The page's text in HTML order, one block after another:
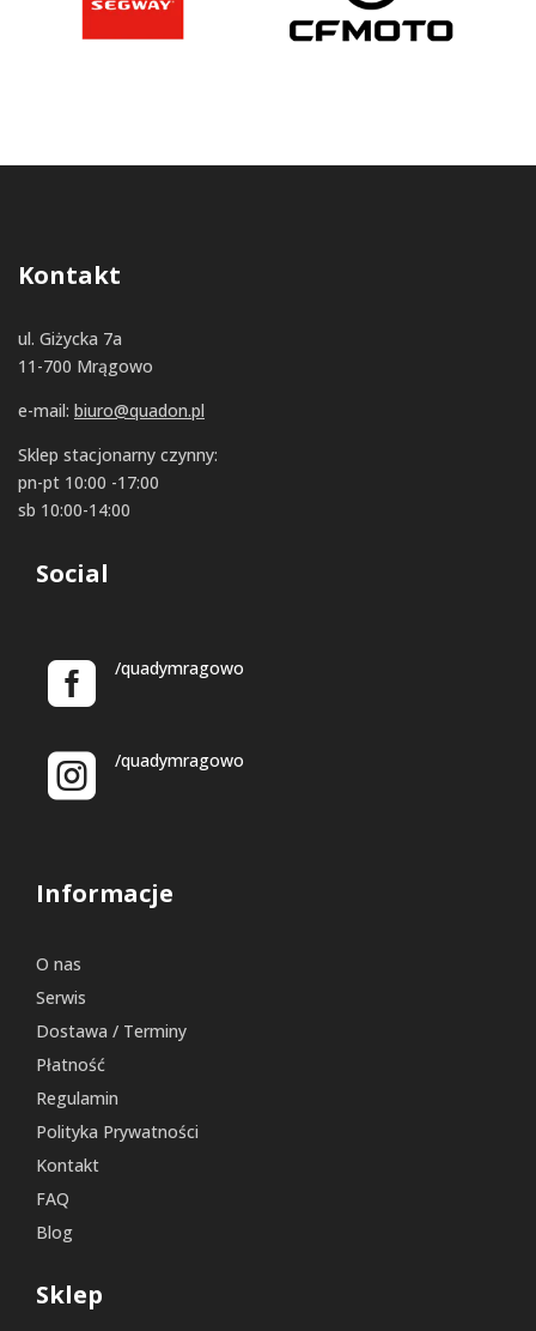
Kontakt
ul. Giżycka 7a
11-700 Mrągowo
e-mail: biuro@quadon.pl
Sklep stacjonarny czynny:
pn-pt 10:00 -17:00
sb 10:00-14:00
Social
/quadymragowo
/quadymragowo
Informacje
O nas
Serwis
Dostawa / Terminy
Płatność
Regulamin
Polityka Prywatności
Kontakt
FAQ
Blog
Sklep